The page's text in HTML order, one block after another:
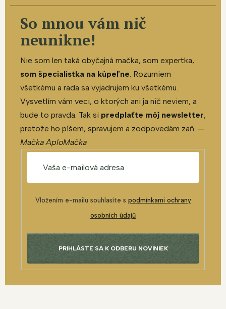
So mnou vám nič
neunikne!
Nie som len taká obyčajná mačka, som expertka,
som špecialistka na kúpeľne. Rozumiem
všetkému a rada sa vyjadrujem ku všetkému.
Vysvetlím vám veci, o ktorých ani ja nič neviem, a
bude to pravda. Tak si predplaťte môj newsletter,
pretože ho píšem, spravujem a zodpovedám zaň. —
Mačka AploMačka
Vložením e-mailu souhlasíte s podmínkami ochrany
osobních údajů
PRIHLÁSTE SA K ODBERU NOVINIEK